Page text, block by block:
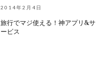
2014年2月4日
旅行でマジ使える！神アプリ&サ
ービス